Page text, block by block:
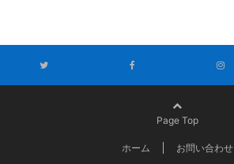
Page Top
ホーム お問い合わせ